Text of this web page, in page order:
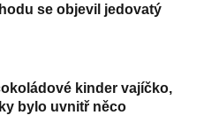
se objevil jedovatý
kinder vajíčko,
bylo uvnitř něco